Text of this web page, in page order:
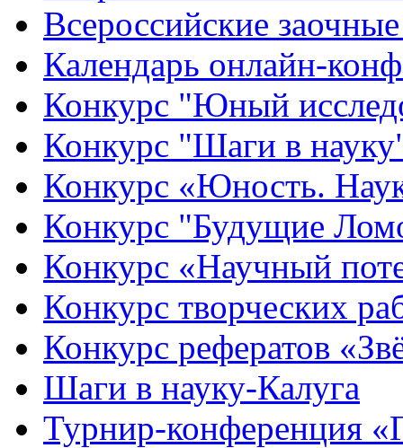
Всероссийские
Календарь онлайн-
Конкурс "Юный
Конкурс "Шаги в
Конкурс «Юность.
Конкурс "Будущие
Конкурс «Научный
Конкурс творческих
Конкурс рефератов
Шаги в науку-Калуга
Турнир-конференция